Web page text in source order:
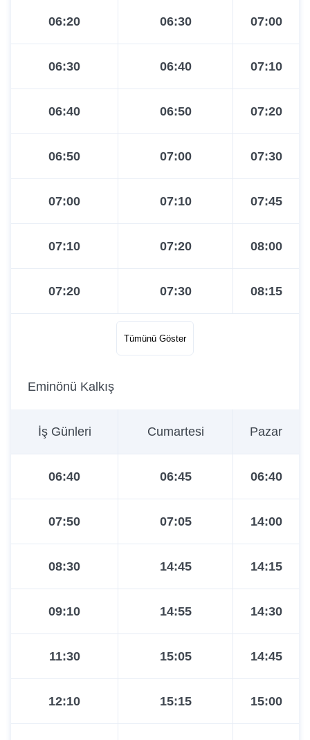
06:20 06:30 07:00
06:30 06:40 07:10
06:40 06:50 07:20
06:50 07:00 07:30
07:00 07:10 07:45
07:10 07:20 08:00
07:20 07:30 08:15
07:40
07:40
07:50 08:00 09:00
08:00 08:15 09:15
08:10 08:30 09:30
08:20 08:45 09:45
08:30 09:00 10:00
08:45 09:20 10:15
09:00 09:20 10:30
Tümünü Göster
Eminönü Kalkış
İş Günleri Cumartesi Pazar
06:40 06:45 06:40
07:50 07:05 14:00
08:30 14:45 14:15
09:10 14:55 14:30
11:30 15:05 14:45
12:10 15:15 15:00